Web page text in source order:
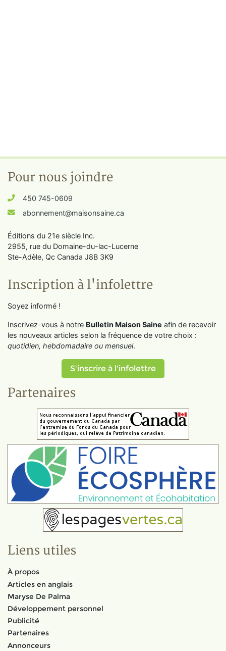
Pour nous joindre
450 745-0609
abonnement@maisonsaine.ca
Éditions du 21e siècle Inc.
2955, rue du Domaine-du-lac-Lucerne
Ste-Adèle, Qc Canada J8B 3K9
Inscription à l'infolettre
Soyez informé !
Inscrivez-vous à notre Bulletin Maison Saine afin de recevoir
les nouveaux articles selon la fréquence de votre choix :
quotidien, hebdomadaire ou mensuel.
S'inscrire à l'infolettre
Partenaires
Liens utiles
À propos
Articles en anglais
Maryse De Palma
Développement personnel
Publicité
Partenaires
Annonceurs